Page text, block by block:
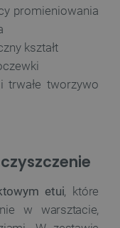
promieniowania
kształt
trwałe tworzywo
etui, które
w warsztacie,